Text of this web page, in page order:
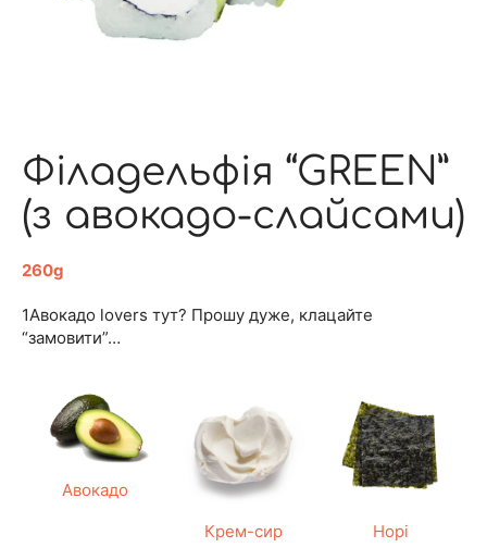
Філадельфія “GREEN”
(з авокадо-слайсами)
260g
1Авокадо lovers тут? Прошу дуже, клацайте
“замовити”…
Авокадо
Крем-сир
Норі